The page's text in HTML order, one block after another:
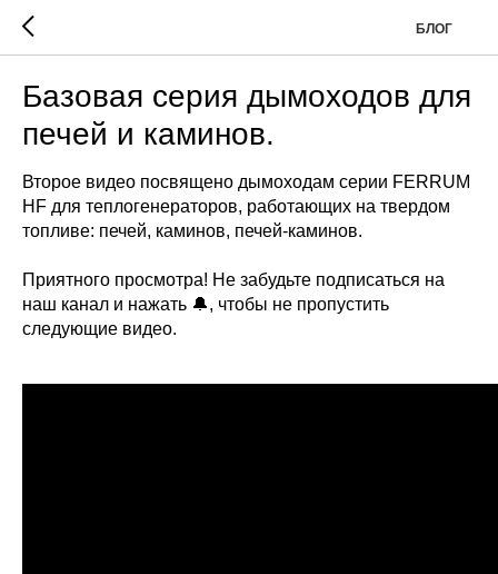
БЛОГ
Базовая серия дымоходов для
печей и каминов.
Второе видео посвящено дымоходам серии FERRUM
HF для теплогенераторов, работающих на твердом
топливе: печей, каминов, печей-каминов.
Приятного просмотра! Не забудьте подписаться на
наш канал и нажать 🔔, чтобы не пропустить
следующие видео.